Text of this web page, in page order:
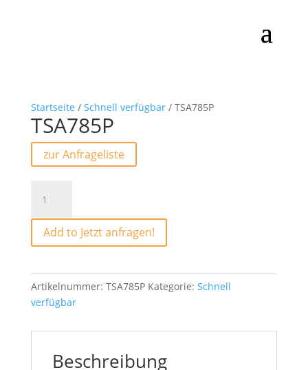
Startseite / Schnell verfügbar/ TSA785P
TSA785P
zur Anfrageliste
Menge
Add to Jetzt anfragen!
Artikelnummer: TSA785P Kategorie: Schnell
verfügbar
Beschreibung